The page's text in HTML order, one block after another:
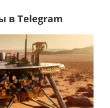
в Telegram